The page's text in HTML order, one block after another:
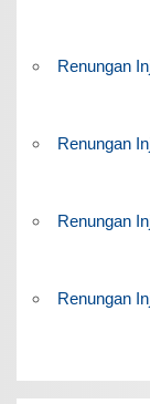
Renungan
Renungan
Renungan
Renungan